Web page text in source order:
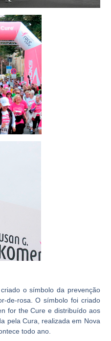
o símbolo da prevenção
de-rosa. O símbolo foi criado
for the Cure e distribuído aos
pela Cura, realizada em Nova
todo ano.